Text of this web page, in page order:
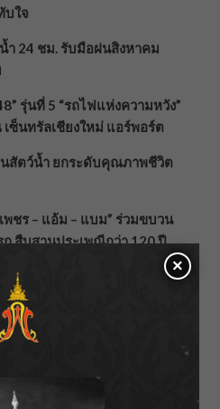
บใจ
น้ำ 24 ชม. รับมือฝนสิงหาคม
รุ่นที่ 5 “รถไฟแห่งความหวัง”
ซ็นทรัลเชียงใหม่ แอร์พอร์ต
สัตว์น้ำ ยกระดับคุณภาพชีวิต
พชร – แอ้ม – แบม” ร่วมขบวน
สืบสานประเพณีกว่า 120 ปี
×